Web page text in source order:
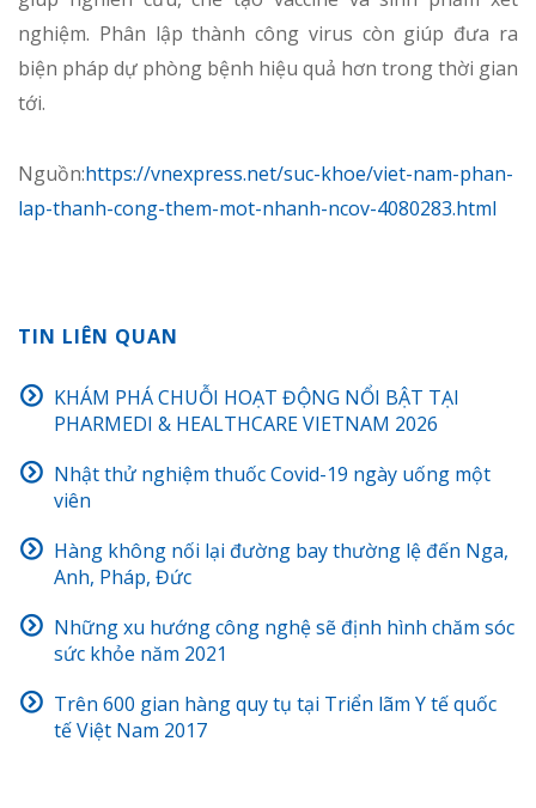
nghiệm. Phân lập thành công virus còn giúp đưa ra
biện pháp dự phòng bệnh hiệu quả hơn trong thời gian
tới.
Nguồn:https://vnexpress.net/suc-khoe/viet-nam-phan-
lap-thanh-cong-them-mot-nhanh-ncov-4080283.html
TIN LIÊN QUAN
KHÁM PHÁ CHUỖI HOẠT ĐỘNG NỔI BẬT TẠI
PHARMEDI & HEALTHCARE VIETNAM 2026
Nhật thử nghiệm thuốc Covid-19 ngày uống một
viên
Hàng không nối lại đường bay thường lệ đến Nga,
Anh, Pháp, Đức
Những xu hướng công nghệ sẽ định hình chăm sóc
sức khỏe năm 2021
Trên 600 gian hàng quy tụ tại Triển lãm Y tế quốc
tế Việt Nam 2017